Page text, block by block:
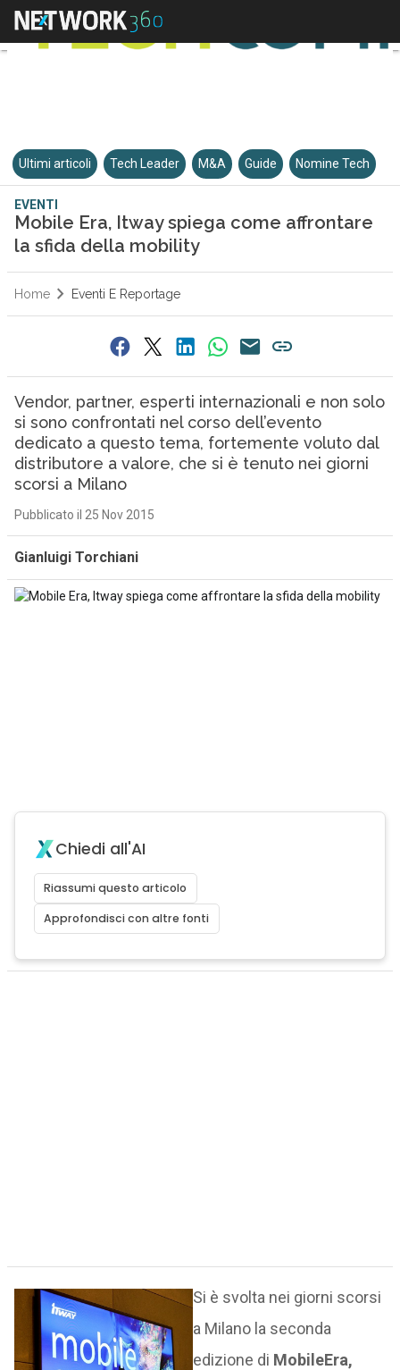
Ultimi articoli Tech Leader M&A Guide Nomine Tech
EVENTI
Mobile Era, Itway spiega come affrontare
la sfida della mobility
Home Eventi E Reportage
Vendor, partner, esperti internazionali e non solo
si sono confrontati nel corso dell’evento
dedicato a questo tema, fortemente voluto dal
distributore a valore, che si è tenuto nei giorni
scorsi a Milano
Pubblicato il 25 Nov 2015
Gianluigi Torchiani
Chiedi all'AI
Riassumi questo articolo
Approfondisci con altre fonti
Si è svolta nei giorni scorsi
a Milano la seconda
edizione di MobileEra,